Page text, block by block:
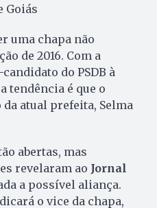
Goiás
uma chapa não
de 2016. Com a
do PSDB à
tendência é que o
atual prefeita, Selma
abertas, mas
revelaram ao Jornal
a possível aliança.
o vice da chapa,